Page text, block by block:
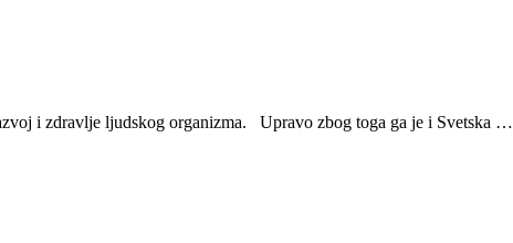
i zdravlje ljudskog organizma. Upravo zbog toga ga je i Svetska …